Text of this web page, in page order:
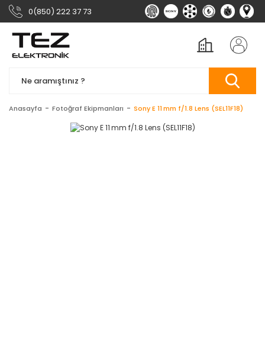
0(850) 222 37 73
Anasayfa Fotoğraf Ekipmanları Sony E 11 mm f/1.8 Lens (SEL11F18)